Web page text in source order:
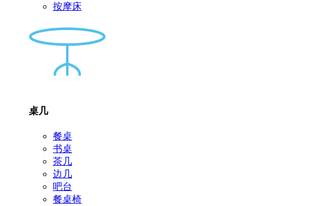
按摩床
桌几
餐桌
书桌
茶几
边几
吧台
餐桌椅